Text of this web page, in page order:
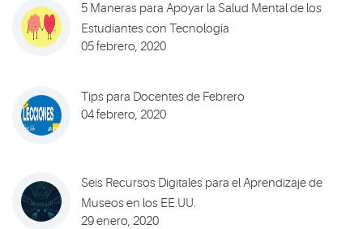
5 Maneras para Apoyar la Salud Mental de los
Estudiantes con Tecnología
05 febrero, 2020
Tips para Docentes de Febrero
04 febrero, 2020
Seis Recursos Digitales para el Aprendizaje de
Museos en los EE.UU.
29 enero, 2020